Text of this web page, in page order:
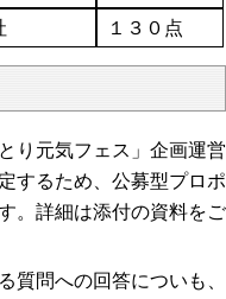
１３０点
り元気フェス」企画運営
するため、公募型プロポ
。詳細は添付の資料をご
質問への回答についも、